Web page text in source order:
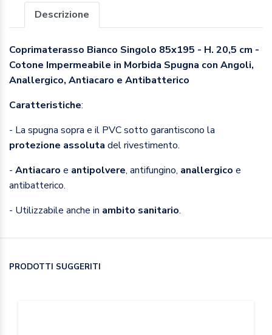
Descrizione
Coprimaterasso Bianco Singolo 85x195 - H. 20,5 cm -
Cotone Impermeabile in Morbida Spugna con Angoli,
Anallergico, Antiacaro e Antibatterico
Caratteristiche:
- La spugna sopra e il PVC sotto garantiscono la
protezione assoluta del rivestimento.
- Antiacaro e antipolvere, antifungino, anallergico e
antibatterico.
- Utilizzabile anche in ambito sanitario.
PRODOTTI SUGGERITI